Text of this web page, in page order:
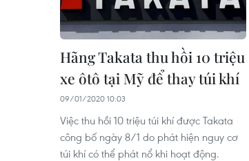
Hãng Takata thu hồi 10 triệu
xe ôtô tại Mỹ để thay túi khí
09/01/2020 10:03
Việc thu hồi 10 triệu túi khí được Takata
công bố ngày 8/1 do phát hiện nguy cơ
túi khí có thể phát nổ khi hoạt động.